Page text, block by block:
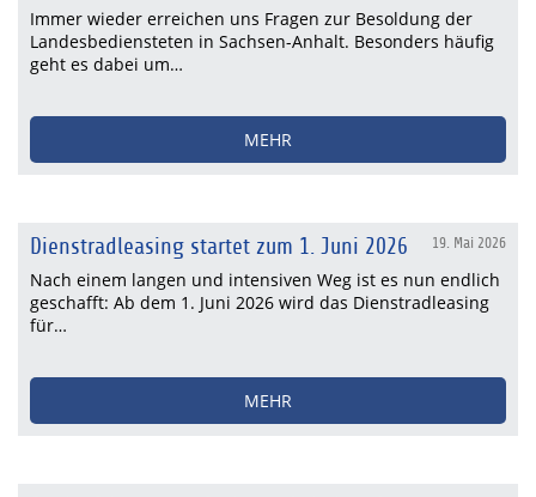
Immer wieder erreichen uns Fragen zur Besoldung der
Landesbediensteten in Sachsen-Anhalt. Besonders häufig
geht es dabei um…
MEHR
19. Mai 2026
Dienstradleasing startet zum 1. Juni 2026
Nach einem langen und intensiven Weg ist es nun endlich
geschafft: Ab dem 1. Juni 2026 wird das Dienstradleasing
für…
MEHR